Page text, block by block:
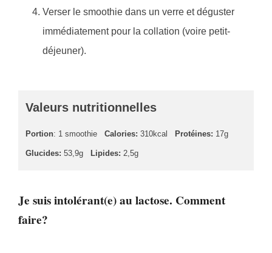
Verser le smoothie dans un verre et déguster
immédiatement pour la collation (voire petit-
déjeuner).
Valeurs nutritionnelles
Portion: 1 smoothie Calories: 310kcal Protéines: 17g
Glucides: 53,9g Lipides: 2,5g
Je suis intolérant(e) au lactose. Comment
faire?